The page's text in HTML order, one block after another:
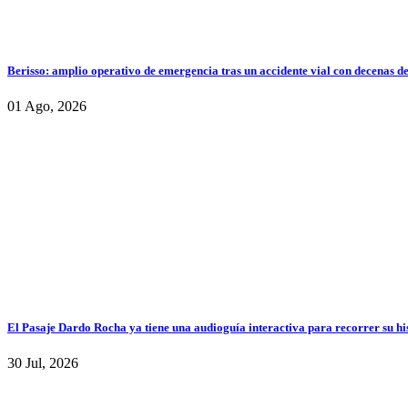
Berisso: amplio operativo de emergencia tras un accidente vial con decenas
01 Ago, 2026
El Pasaje Dardo Rocha ya tiene una audioguía interactiva para recorrer su
30 Jul, 2026